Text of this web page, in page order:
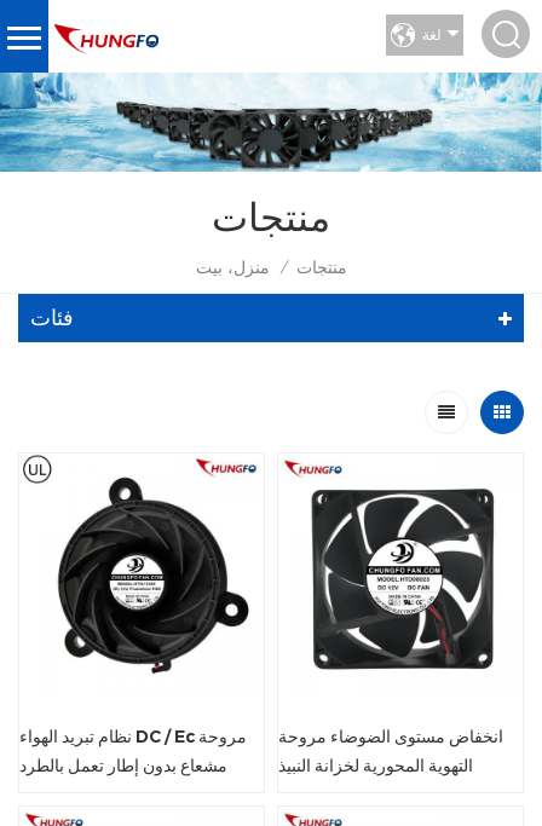
لغة
منتجات
منزل، بيت / منتجات
فئات
نظام تبريد الهواء DC / Ec مروحة
مشعاع بدون إطار تعمل بالطرد
انخفاض مستوى الضوضاء مروحة
التهوية المحورية لخزانة النبيذ